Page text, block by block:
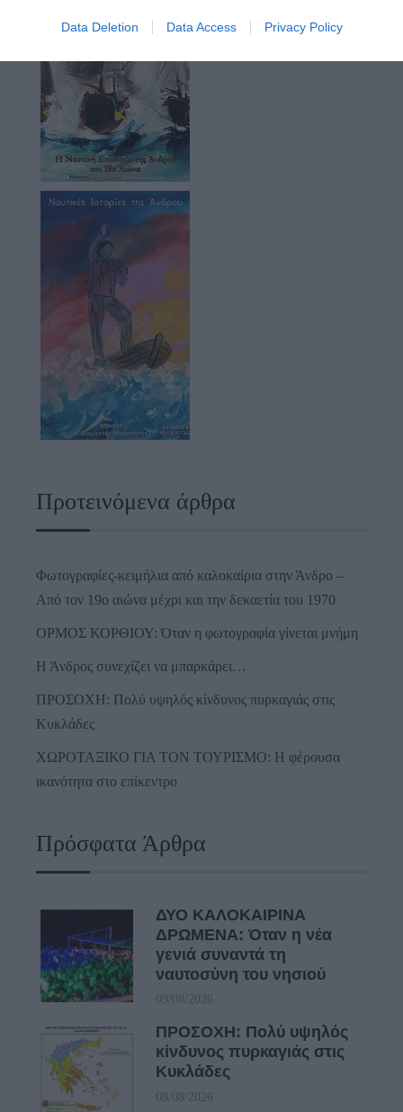
Data Deletion Data Access Privacy Policy
Προτεινόμενα άρθρα
Φωτογραφίες-κειμήλια από καλοκαίρια στην Άνδρο –
Από τον 19ο αιώνα μέχρι και την δεκαετία του 1970
ΟΡΜΟΣ ΚΟΡΘΙΟΥ: Όταν η φωτογραφία γίνεται μνήμη
Η Άνδρος συνεχίζει να μπαρκάρει…
ΠΡΟΣΟΧΗ: Πολύ υψηλός κίνδυνος πυρκαγιάς στις
Κυκλάδες
ΧΩΡΟΤΑΞΙΚΟ ΓΙΑ ΤΟΝ ΤΟΥΡΙΣΜΟ: Η φέρουσα
ικανότητα στο επίκεντρο
Πρόσφατα Άρθρα
ΔΥΟ ΚΑΛΟΚΑΙΡΙΝΑ
ΔΡΩΜΕΝΑ: Όταν η νέα
γενιά συναντά τη
ναυτοσύνη του νησιού
09/08/2026
ΠΡΟΣΟΧΗ: Πολύ υψηλός
κίνδυνος πυρκαγιάς στις
Κυκλάδες
08/08/2026